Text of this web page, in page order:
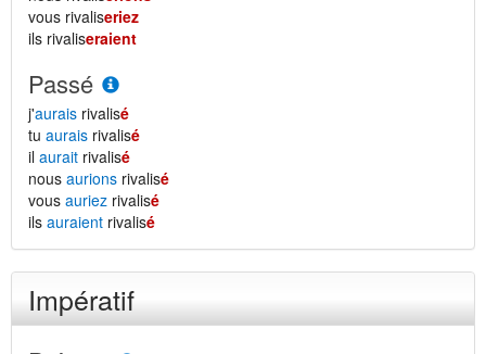
vous rivaliseriez
ils rivaliseraient
Passé
j'aurais rivalisé
tu aurais rivalisé
il aurait rivalisé
nous aurions rivalisé
vous auriez rivalisé
ils auraient rivalisé
Impératif